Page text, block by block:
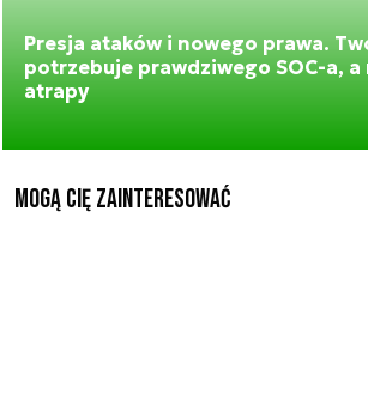
Presja ataków i nowego prawa.
potrzebuje prawdziwego SOC-a, a
atrapy
Mogą Cię zainteresować